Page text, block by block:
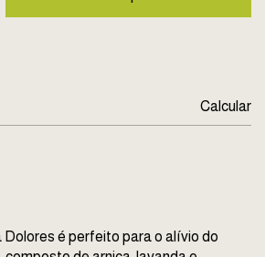
Calcular
é perfeito para o alívio do